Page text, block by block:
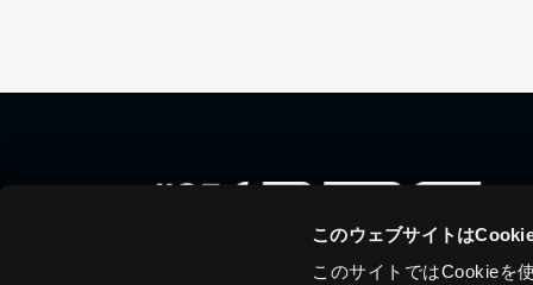
このウェブサイトは
このサイトではCookieを